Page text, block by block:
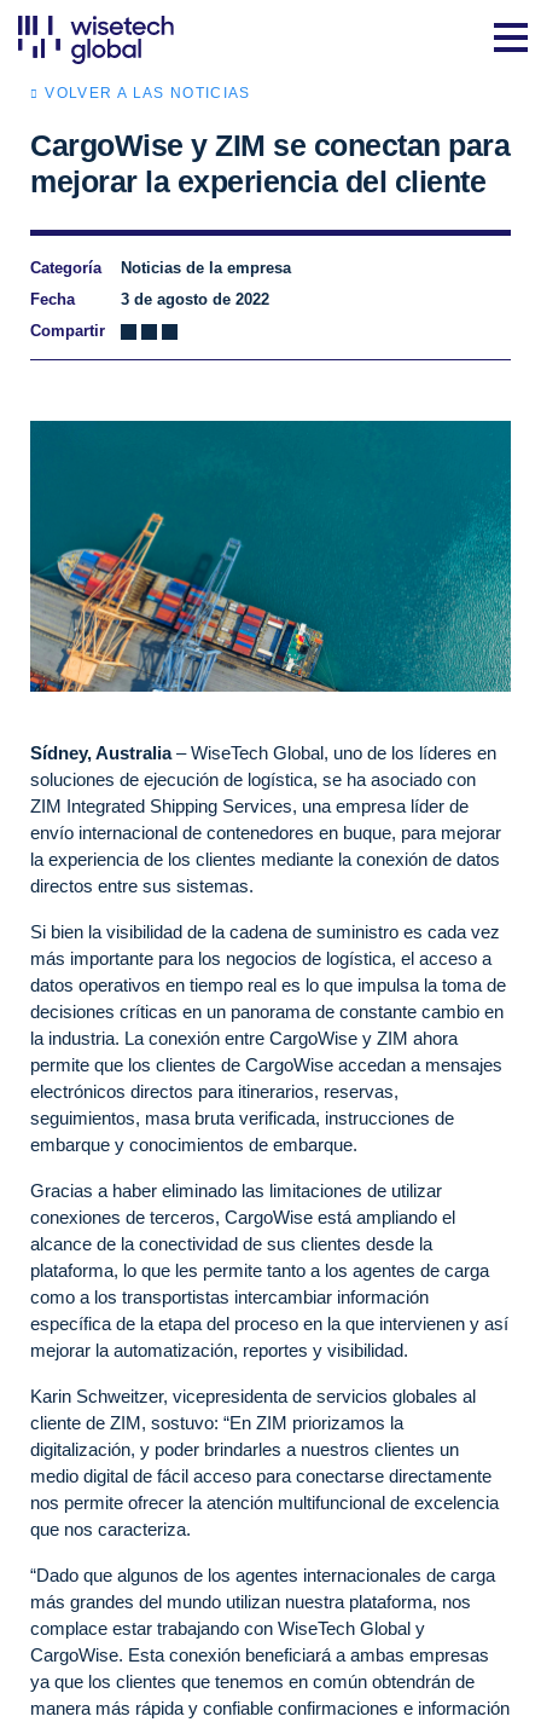
VOLVER A LAS NOTICIAS
CargoWise y ZIM se conectan para
mejorar la experiencia del cliente
Categoría
Noticias de la empresa
Fecha
3 de agosto de 2022
Compartir
Sídney, Australia– WiseTech Global, uno de los líderes en
soluciones de ejecución de logística, se ha asociado con
ZIM Integrated Shipping Services, una empresa líder de
envío internacional de contenedores en buque, para mejorar
la experiencia de los clientes mediante la conexión de datos
directos entre sus sistemas.
Si bien la visibilidad de la cadena de suministro es cada vez
más importante para los negocios de logística, el acceso a
datos operativos en tiempo real es lo que impulsa la toma de
decisiones críticas en un panorama de constante cambio en
la industria. La conexión entre CargoWise y ZIM ahora
permite que los clientes de CargoWise accedan a mensajes
electrónicos directos para itinerarios, reservas,
seguimientos, masa bruta verificada, instrucciones de
embarque y conocimientos de embarque.
Gracias a haber eliminado las limitaciones de utilizar
conexiones de terceros, CargoWise está ampliando el
alcance de la conectividad de sus clientes desde la
plataforma, lo que les permite tanto a los agentes de carga
como a los transportistas intercambiar información
específica de la etapa del proceso en la que intervienen y así
mejorar la automatización, reportes y visibilidad.
Karin Schweitzer, vicepresidenta de servicios globales al
cliente de ZIM, sostuvo: “En ZIM priorizamos la
digitalización, y poder brindarles a nuestros clientes un
medio digital de fácil acceso para conectarse directamente
nos permite ofrecer la atención multifuncional de excelencia
que nos caracteriza.
“Dado que algunos de los agentes internacionales de carga
más grandes del mundo utilizan nuestra plataforma, nos
complace estar trabajando con WiseTech Global y
CargoWise. Esta conexión beneficiará a ambas empresas
ya que los clientes que tenemos en común obtendrán de
manera más rápida y confiable confirmaciones e información